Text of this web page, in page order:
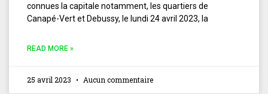
connues la capitale notamment, les quartiers de
Canapé-Vert et Debussy, le lundi 24 avril 2023, la
READ MORE »
25 avril 2023 Aucun commentaire